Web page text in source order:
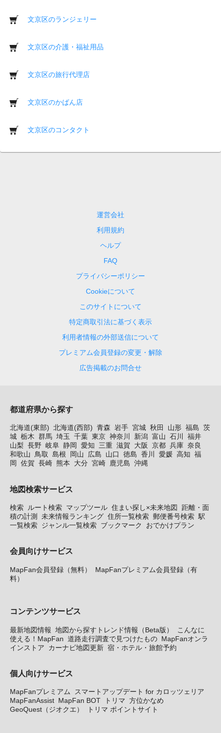
文京区のランジェリー
文京区の介護・福祉用品
文京区の旅行代理店
文京区のかばん店
文京区のコンタクト
運営会社
利用規約
ヘルプ
FAQ
プライバシーポリシー
Cookieについて
このサイトについて
特定商取引法に基づく表示
利用者情報の外部送信について
プレミアム会員登録の変更・解除
広告掲載のお問合せ
都道府県から探す
北海道(東部) 北海道(西部) 青森 岩手 宮城 秋田 山形 福島 茨
城 栃木 群馬 埼玉 千葉 東京 神奈川 新潟 富山 石川
福井
山梨 長野 岐阜 静岡 愛知 三重 滋賀 大阪 京都 兵庫 奈良
和歌山 鳥取 島根 岡山 広島 山口 徳島 香川 愛媛 高知 福
岡
佐賀 長崎 熊本 大分 宮崎 鹿児島 沖縄
地図検索サービス
検索 ルート検索 マップツール 住まい探し×未来地図
距離・面
積の計測
未来情報ランキング 住所一覧検索 郵便番号検索 駅
一覧検索 ジャンル一覧検索 ブックマーク おでかけプラン
会員向けサービス
MapFan会員登録（無料）
MapFanプレミアム会員登録（有
料）
コンテンツサービス
最新地図情報 地図から探すトレンド情報（Beta版）
こんなに
使える！MapFan 道路走行調査で見つけたもの MapFanオンラ
インストア
カーナビ地図更新 宿・ホテル・旅館予約
個人向けサービス
MapFanプレミアム
スマートアップデート for カロッツェリア
MapFanAssist MapFan BOT トリマ 方位かなめ
GeoQuest（ジオクエ）
トリマ ポイントサイト